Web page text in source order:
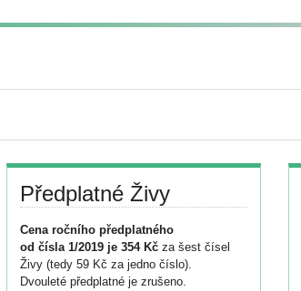
Předplatné Živy
Cena ročního předplatného
od čísla 1/2019 je 354 Kč za šest čísel
Živy (tedy 59 Kč za jedno číslo).
Dvouleté předplatné je zrušeno.